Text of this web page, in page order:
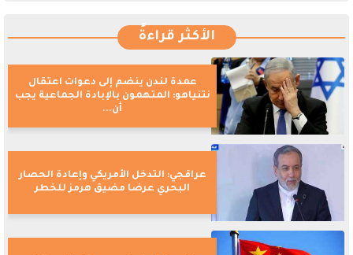
الأكثر قراءةً
عمدة لندن ينضم إلى دعوات اعتقال
نتنياهو: المتهمون بالإبادة الجماعية يجب
أن...
عراقجي: التدخل الأمريكي وإعادة الحصار
البحري عرضا مضيق هرمز للخطر